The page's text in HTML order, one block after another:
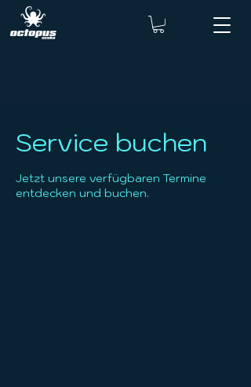
Service buchen
Jetzt unsere verfügbaren Termine
entdecken und buchen.